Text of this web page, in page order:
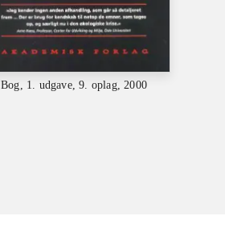
Bog, 1. udgave, 9. oplag, 2000